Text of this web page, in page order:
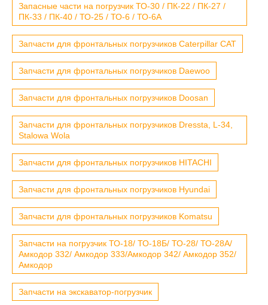
Запасные части на погрузчик ТО-30 / ПК-22 / ПК-27 /
ПК-33 / ПК-40 / ТО-25 / ТО-6 / ТО-6А
Запчасти для фронтальных погрузчиков Caterpillar CAT
Запчасти для фронтальных погрузчиков Daewoo
Запчасти для фронтальных погрузчиков Doosan
Запчасти для фронтальных погрузчиков Dressta, L-34,
Stalowa Wola
Запчасти для фронтальных погрузчиков HITACHI
Запчасти для фронтальных погрузчиков Hyundai
Запчасти для фронтальных погрузчиков Komatsu
Запчасти на погрузчик ТО-18/ ТО-18Б/ ТО-28/ ТО-28А/
Амкодор 332/ Амкодор 333/Амкодор 342/ Амкодор 352/
Амкодор
Запчасти на экскаватор-погрузчик